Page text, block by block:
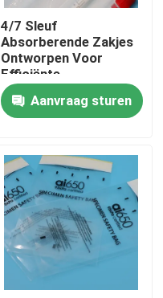
4/7 Sleuf
Absorberende Zakjes
Ontworpen Voor
Efficiënte
Vloeistofabsorptie en
Gemakkelijke Opslag
Aanvraag sturen